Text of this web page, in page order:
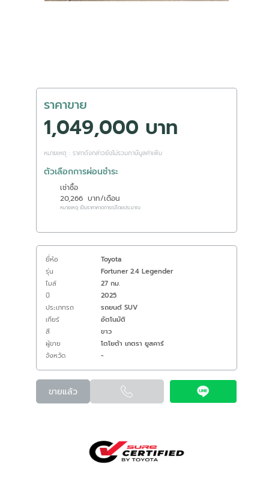
ราคาขาย
1,049,000 บาท
หมายเหตุ : ราคาดังกล่าวยังไม่รวมภาษีมูลค่าเพิ่ม
ตัวเลือกการผ่อนชำระ
เช่าซื้อ
20,266 บาท/เดือน
หมายเหตุ เป็นราคาคาดการณ์โดยประมาณ
ยี่ห้อ
Toyota
รุ่น
Fortuner 2.4 Legender
ไมล์
27 กม.
ปี
2025
ประเภทรถ
รถยนต์ SUV
เกียร์
อัตโนมัติ
สี
ขาว
ผู้ขาย
โตโยต้า เภตรา ยูสคาร์
จังหวัด
-
ขายแล้ว